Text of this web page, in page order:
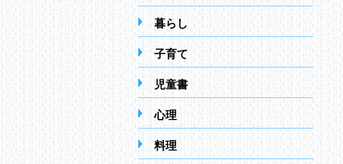
暮らし
子育て
児童書
心理
料理